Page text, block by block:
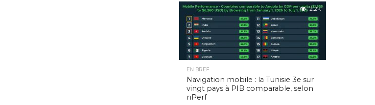
2.2K
EN BREF
Navigation mobile : la Tunisie 3e sur
vingt pays à PIB comparable, selon
nPerf